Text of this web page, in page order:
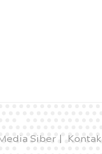
Siber Kontak